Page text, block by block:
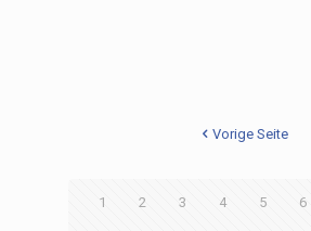
Vorige Seite
1 2 3 4 5 6